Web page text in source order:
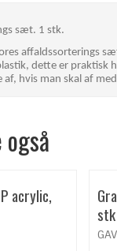
sæt. 1 stk.
affaldssorterings
dette er praktisk
af, hvis man skal af
acrylic,
stk